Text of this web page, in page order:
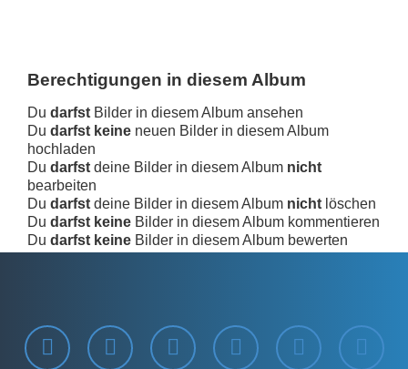
Berechtigungen in diesem Album
Du darfst Bilder in diesem Album ansehen
Du darfst keine neuen Bilder in diesem Album
hochladen
Du darfst deine Bilder in diesem Album nicht
bearbeiten
Du darfst deine Bilder in diesem Album nicht löschen
Du darfst keine Bilder in diesem Album kommentieren
Du darfst keine Bilder in diesem Album bewerten